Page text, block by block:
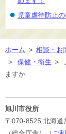
児童虐待防止
ホーム > 相談・お
>
保健・衛生 >
ますか
旭川市役所
〒070-8525 北海道